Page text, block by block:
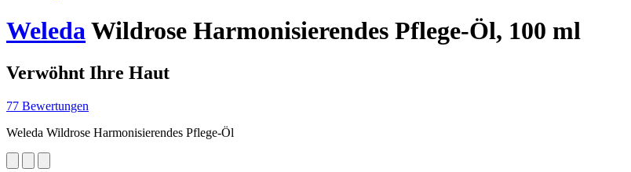
WeledaWildrose Harmonisierendes Pflege-Öl, 100 ml
Verwöhnt Ihre Haut
77 Bewertungen
Weleda Wildrose Harmonisierendes Pflege-Öl